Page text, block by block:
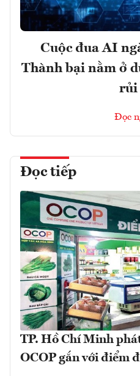
Cuộc đua AI
Thành bại nằm ở
rủi
Đọc
Đọc tiếp
TP. Hồ Chí Minh
OCOP gắn với điểm